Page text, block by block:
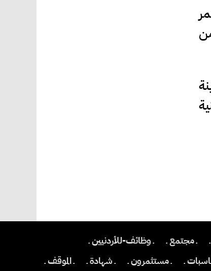
ـ مجتمع ـ
ـ وظائف-للأردنيين ـ
ـ ـ مستثمرون ـ ـ شهادة ـ ـ الموقف ـ